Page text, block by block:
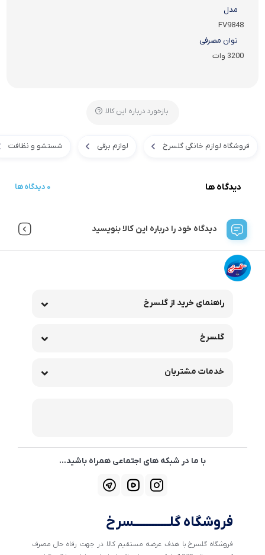
مدل
FV9848
توان مصرفی
3200 وات
بازخورد درباره این کالا
فروشگاه لوازم خانگی گلسرخ لوازم برقی شستشو و نظافت
دیدگاه ها 0 دیدگاه ها
دیدگاه خود را درباره این کالا بنویسید
راهنمای خرید از گلسرخ
گلسرخ
خدمات مشتریان
با ما در شبکه های اجتماعی همراه باشید...
فروشگاه گلــــــــــــسرخ
فروشگاه گلسرخ با هدف عرضه مستقیم کالا در جهت رفاه حال مصرف